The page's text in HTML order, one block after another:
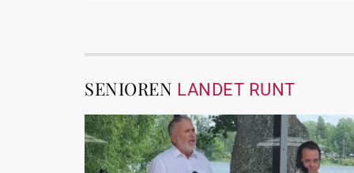
SENIOREN LANDET RUNT